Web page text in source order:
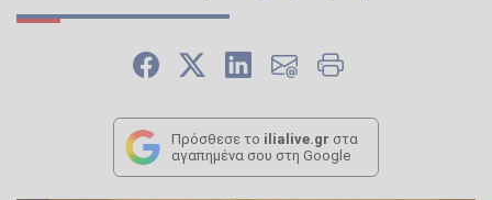
Πρόσθεσε το ilialive.gr στα
αγαπημένα σου στη Google